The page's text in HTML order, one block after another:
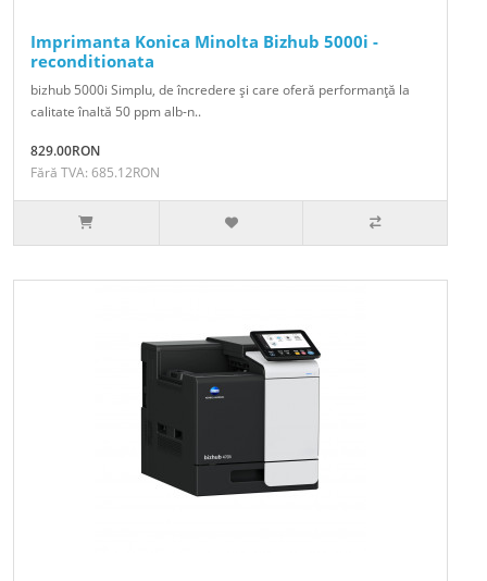
Imprimanta Konica Minolta Bizhub 5000i -
reconditionata
bizhub 5000i Simplu, de încredere şi care oferă performanţă la
calitate înaltă 50 ppm alb-n..
829.00RON
Fără TVA: 685.12RON